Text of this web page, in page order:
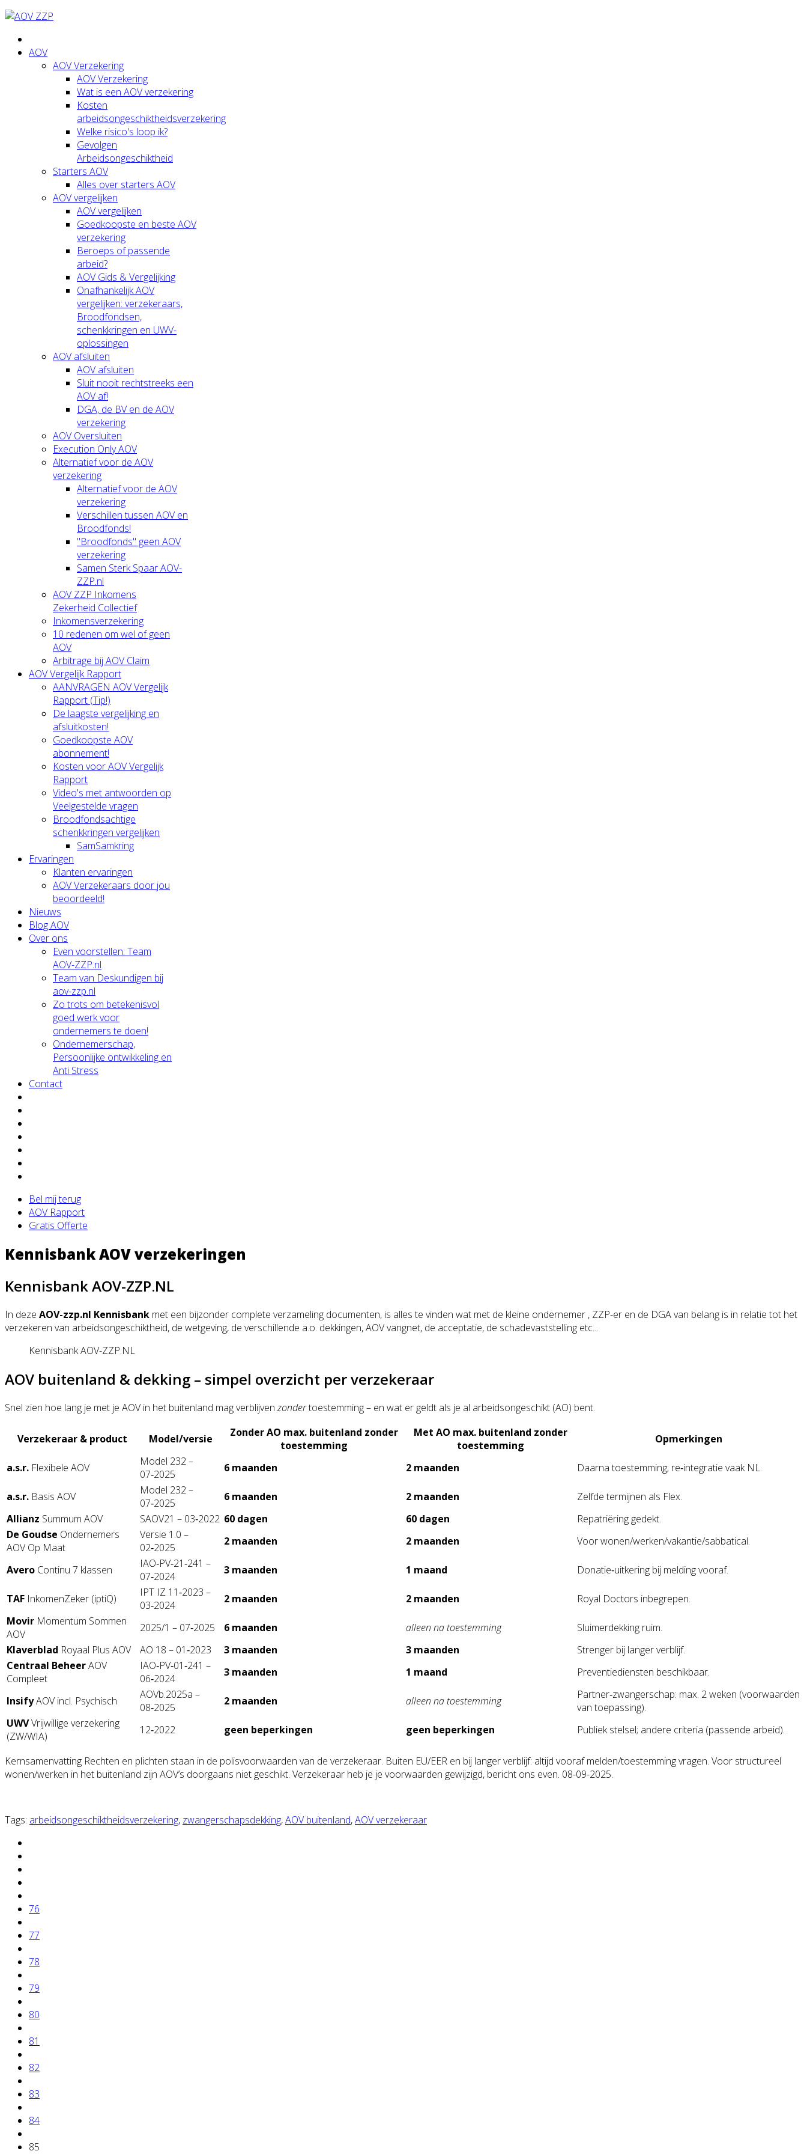
AOV
AOV Verzekering
AOV Verzekering
Wat is een AOV verzekering
Kosten
arbeidsongeschiktheidsverzekering
Welke risico's loop ik?
Gevolgen
Arbeidsongeschiktheid
Starters AOV
Alles over starters AOV
AOV vergelijken
AOV vergelijken
Goedkoopste en beste AOV
verzekering
Beroeps of passende
arbeid?
AOV Gids & Vergelijking
Onafhankelijk AOV
vergelijken: verzekeraars,
Broodfondsen,
schenkkringen en UWV-
oplossingen
AOV afsluiten
AOV afsluiten
Sluit nooit rechtstreeks een
AOV af!
DGA, de BV en de AOV
verzekering
AOV Oversluiten
Execution Only AOV
Alternatief voor de AOV
verzekering
Alternatief voor de AOV
verzekering
Verschillen tussen AOV en
Broodfonds!
"Broodfonds" geen AOV
verzekering
Samen Sterk Spaar AOV-
ZZP.nl
AOV ZZP Inkomens
Zekerheid Collectief
Inkomensverzekering
10 redenen om wel of geen
AOV
Arbitrage bij AOV Claim
AOV Vergelijk Rapport
AANVRAGEN AOV Vergelijk
Rapport (Tip!)
De laagste vergelijking en
afsluitkosten!
Goedkoopste AOV
abonnement!
Kosten voor AOV Vergelijk
Rapport
Video's met antwoorden op
Veelgestelde vragen
Broodfondsachtige
schenkkringen vergelijken
SamSamkring
Ervaringen
Klanten ervaringen
AOV Verzekeraars door jou
beoordeeld!
Nieuws
Blog AOV
Over ons
Even voorstellen: Team
AOV-ZZP.nl
Team van Deskundigen bij
aov-zzp.nl
Zo trots om betekenisvol
goed werk voor
ondernemers te doen!
Ondernemerschap,
Persoonlijke ontwikkeling en
Anti Stress
Contact
Bel mij terug
AOV Rapport
Gratis Offerte
Kennisbank AOV verzekeringen
Kennisbank AOV-ZZP.NL
In deze AOV-zzp.nl Kennisbank met een bijzonder complete verzameling documenten, is alles te vinden wat met de kleine ondernemer , ZZP-er en de DGA van belang is in relatie tot het
verzekeren van arbeidsongeschiktheid, de wetgeving, de verschillende a.o. dekkingen, AOV vangnet, de acceptatie, de schadevaststelling etc...
Kennisbank AOV-ZZP.NL
AOV buitenland & dekking – simpel overzicht per verzekeraar
Snel zien hoe lang je met je AOV in het buitenland mag verblijvenzondertoestemming – en wat er geldt als je al arbeidsongeschikt (AO) bent.
Verzekeraar & product Model/versie
Zonder AO max. buitenland zonder
toestemming
Met AO max. buitenland zonder
toestemming
Opmerkingen
a.s.r. Flexibele AOV
Model 232 –
07‑2025
6 maanden 2 maanden Daarna toestemming; re‑integratie vaak NL.
a.s.r. Basis AOV
Model 232 –
07‑2025
6 maanden 2 maanden
Zelfde termijnen als Flex.
Allianz Summum AOV SAOV21 – 03‑2022 60 dagen 60 dagen
Repatriëring gedekt.
De Goudse Ondernemers
AOV Op Maat
Versie 1.0 –
02‑2025
2 maanden 2 maanden Voor wonen/werken/vakantie/sabbatical.
Avero Continu 7 klassen
IAO‑PV‑21‑241 –
07‑2024
3 maanden 1 maand Donatie‑uitkering bij melding vooraf.
TAF InkomenZeker (iptiQ)
IPT IZ 11‑2023 –
03‑2024
2 maanden 2 maanden
Royal Doctors inbegrepen.
Movir Momentum Sommen
AOV
2025/1 – 07‑2025 6 maanden alleen na toestemming
Sluimerdekking ruim.
Klaverblad Royaal Plus AOV AO 18 – 01‑2023 3 maanden 3 maanden
Strenger bij langer verblijf.
Centraal BeheerAOV
Compleet
IAO‑PV‑01‑241 –
06‑2024
3 maanden 1 maand Preventiediensten beschikbaar.
InsifyAOV incl. Psychisch
AOVb.2025a –
08‑2025
2 maanden alleen na toestemming
Partner‑zwangerschap: max. 2 weken (voorwaarden
van toepassing).
UWVVrijwillige verzekering
(ZW/WIA)
12‑2022 geen beperkingen geen beperkingen Publiek stelsel; andere criteria (passende arbeid).
Kernsamenvatting Rechten en plichten staan in de polisvoorwaarden van de verzekeraar. Buiten EU/EER en bij langer verblijf: altijd vooraf melden/toestemming vragen. Voor structureel
wonen/werken in het buitenland zijn AOV’s doorgaans niet geschikt. Verzekeraar heb je je voorwaarden gewijzigd, bericht ons even. 08-09-2025.
Tags: arbeidsongeschiktheidsverzekering, zwangerschapsdekking,AOV buitenland,AOV verzekeraar
76
77
78
79
80
81
82
83
84
85